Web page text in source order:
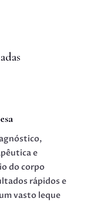
e
do corpo
rápidos e
vasto leque